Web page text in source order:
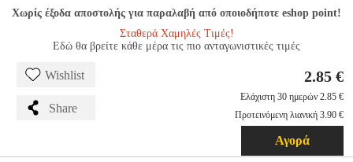
Χωρίς έξοδα αποστολής για παραλαβή από οποιοδήποτε eshop point!
Σταθερά Χαμηλές Τιμές!
Εδώ θα βρείτε κάθε μέρα τις πιο ανταγωνιστικές τιμές
Wishlist
Share
2.85 €
Ελάχιστη 30 ημερών 2.85 €
Προτεινόμενη λιανική 3.90 €
Αγορά